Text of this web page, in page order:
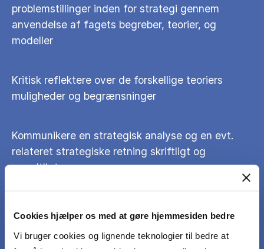
Cookies hjælper os med at gøre hjemmesiden bedre
Vi bruger cookies og lignende teknologier til bedre at
problemstillinger inden for strategi gennem
anvendelse af fagets begreber, teorier, og
modeller
Kritisk reflektere over de forskellige teoriers
muligheder og begrænsninger
Kommunikere en strategisk analyse og en evt.
relateret strategiske retning skriftligt og
mundtligt